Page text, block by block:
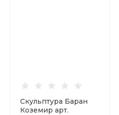
Скульптура Баран
Коземир арт.